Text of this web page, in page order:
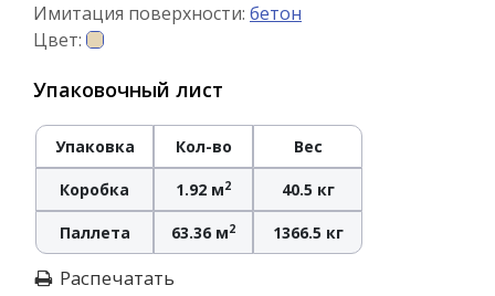
Имитация поверхности: бетон
Цвет:
Упаковочный лист
Упаковка Кол-во Вес
Коробка 1.92 м2 40.5 кг
Паллета 63.36 м2 1366.5 кг
Распечатать